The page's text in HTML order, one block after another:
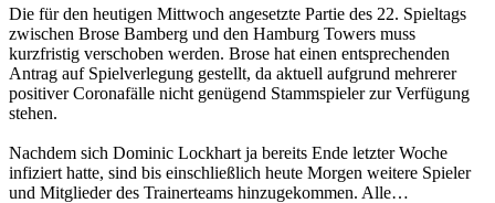
Die für den heutigen Mittwoch angesetzte Partie des 22. Spieltags
zwischen Brose Bamberg und den Hamburg Towers muss
kurzfristig verschoben werden. Brose hat einen entsprechenden
Antrag auf Spielverlegung gestellt, da aktuell aufgrund mehrerer
positiver Coronafälle nicht genügend Stammspieler zur Verfügung
stehen.
Nachdem sich Dominic Lockhart ja bereits Ende letzter Woche
infiziert hatte, sind bis einschließlich heute Morgen weitere Spieler
und Mitglieder des Trainerteams hinzugekommen. Alle…